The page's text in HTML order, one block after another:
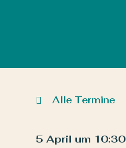
Alle Termine
5 April um 10:30